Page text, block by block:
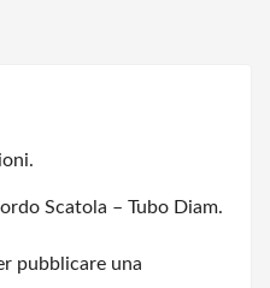
Scatola – Tubo Diam.
pubblicare una